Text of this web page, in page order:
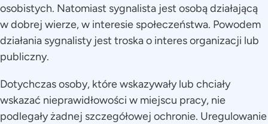
osobistych. Natomiast sygnalista jest osobą działającą
w dobrej wierze, w interesie społeczeństwa. Powodem
działania sygnalisty jest troska o interes organizacji lub
publiczny.
Dotychczas osoby, które wskazywały lub chciały
wskazać nieprawidłowości w miejscu pracy, nie
podlegały żadnej szczegółowej ochronie. Uregulowanie